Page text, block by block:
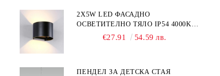
2Х5W LED ФАСАДНО
ОСВЕТИТЕЛНО ТЯЛО IP54 4000K
АЛУМИНИЙ / ЧЕРНО
€27.91 54.59 лв.
ПЕНДЕЛ ЗА ДЕТСКА СТАЯ